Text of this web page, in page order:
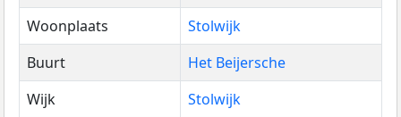
Woonplaats
Stolwijk
Buurt
Het Beijersche
Wijk
Stolwijk